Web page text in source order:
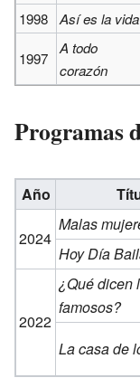
1998 Así es la vida
1997
A todo
corazón
Programas
Año
2024
Malas
Hoy Día
2022
¿Qué dicen
famosos?
La casa de